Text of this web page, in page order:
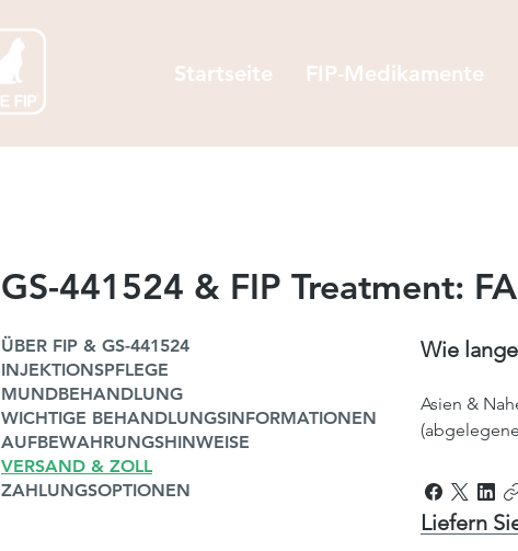
Startseite FIP-Medikamente
GS-441524 & FIP Treatment:
ÜBER FIP & GS-441524
INJEKTIONSPFLEGE
MUNDBEHANDLUNG
WICHTIGE BEHANDLUNGSINFORMATIONEN
AUFBEWAHRUNGSHINWEISE
VERSAND & ZOLL
ZAHLUNGSOPTIONEN
Wie
Asien &
Liefern